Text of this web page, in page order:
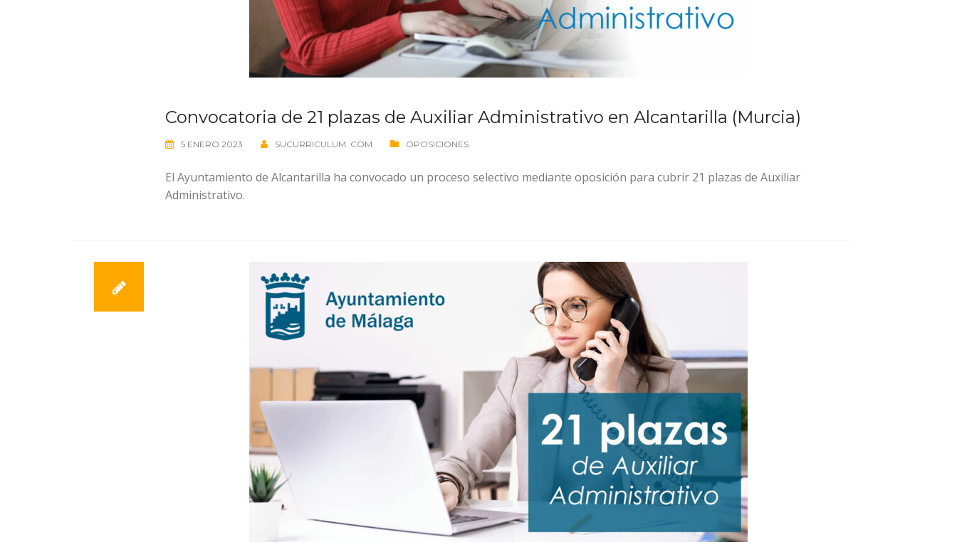
Convocatoria de 21 plazas de Auxiliar Administrativo en Alcantarilla (Murcia)
5 ENERO 2023 SUCURRICULUM. COM OPOSICIONES
El Ayuntamiento de Alcantarilla ha convocado un proceso selectivo mediante oposición para cubrir 21 plazas de Auxiliar
Administrativo.